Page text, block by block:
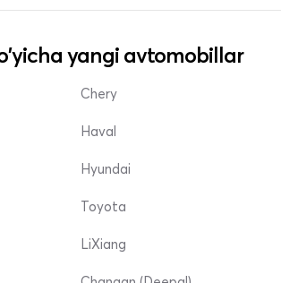
yangi avtomobillar
Chery
Haval
Hyundai
Toyota
LiXiang